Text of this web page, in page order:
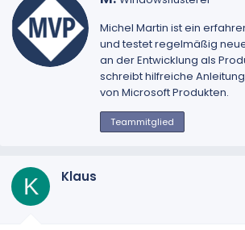
s
c
h
r
i
Michel Martin ist ein
und testet regelmäßig
an der Entwicklung als
schreibt hilfreiche
von Microsoft Produkten.
Teammitglied
K Klaus